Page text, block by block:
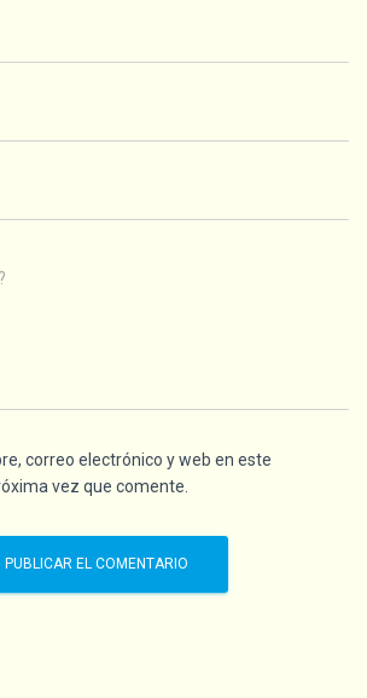
correo electrónico y web en este
vez que comente.